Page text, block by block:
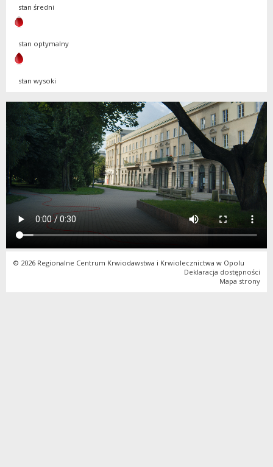
stan średni
stan optymalny
stan wysoki
© 2026 Regionalne Centrum Krwiodawstwa i Krwiolecznictwa w Opolu
Deklaracja dostępności
Mapa strony